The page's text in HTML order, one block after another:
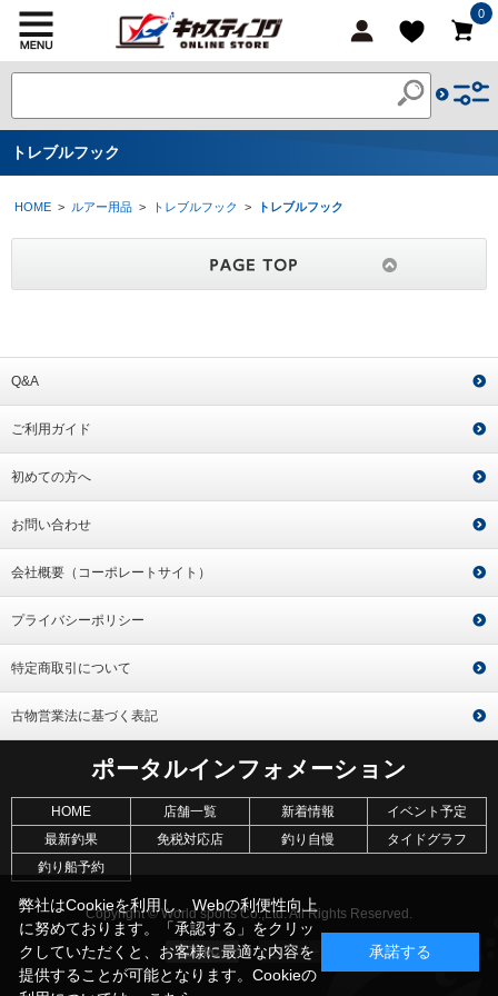
0
トレブルフック
HOME > ルアー用品 > トレブルフック > トレブルフック
Q&A
ご利用ガイド
初めての方へ
お問い合わせ
会社概要（コーポレートサイト）
プライバシーポリシー
特定商取引について
古物営業法に基づく表記
ポータルインフォメーション
HOME 店舗一覧 新着情報
イベント予定
最新釣果
免税対応店 釣り自慢
タイドグラフ
釣り船予約
Copyright © World sports Co.,Ltd. All Rights Reserved.
弊社はCookieを利用し、Webの利便性向上
に努めております。「承認する」をクリッ
クしていただくと、お客様に最適な内容を
提供することが可能となります。Cookieの
承諾する